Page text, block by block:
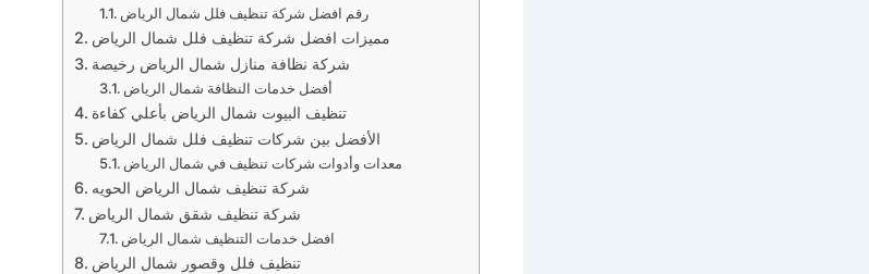
رقم افضل شركة تنظيف فلل شمال الرياض
مميزات افضل شركة تنظيف فلل شمال الرياض
شركة نظافة منازل شمال الرياض رخيصة
أفضل خدمات النظافة شمال الرياض
تنظيف البيوت شمال الرياض بأعلي كفاءة
الأفضل بين شركات تنظيف فلل شمال الرياض
معدات وأدوات شركات تنظيف في شمال الرياض
شركة تنظيف شمال الرياض الحويه
شركة تنظيف شقق شمال الرياض
افضل خدمات التنظيف شمال الرياض
تنظيف فلل وقصور شمال الرياض